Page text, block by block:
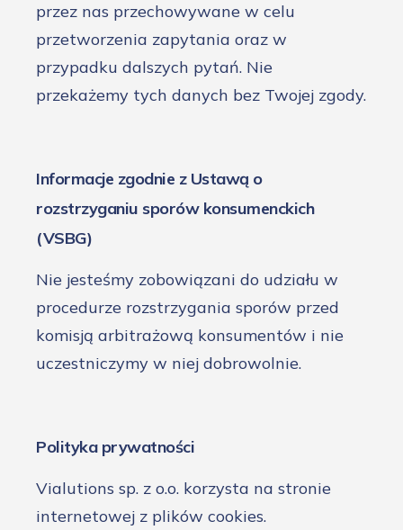
przez nas przechowywane w celu
przetworzenia zapytania oraz w
przypadku dalszych pytań. Nie
przekażemy tych danych bez Twojej zgody.
Informacje zgodnie z Ustawą o
rozstrzyganiu sporów konsumenckich
(VSBG)
Nie jesteśmy zobowiązani do udziału w
procedurze rozstrzygania sporów przed
komisją arbitrażową konsumentów i nie
uczestniczymy w niej dobrowolnie.
Polityka prywatności
Vialutions sp. z o.o. korzysta na stronie
internetowej z plików cookies.